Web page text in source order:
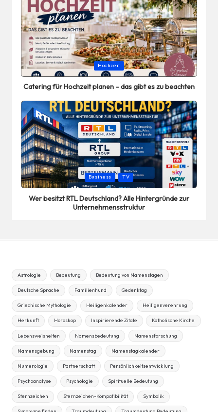
Posted
in
Hochzeit
Catering für Hochzeit planen – das gibt es zu beachten
Posted
in
Business TV
Wer besitzt RTL Deutschland? Alle Hintergründe zur
Unternehmensstruktur
Astrologie Bedeutung Bedeutung von Namenstagen
Deutsche Sprache Familienhund Gedenktag
Griechische Mythologie Heiligenkalender Heiligenverehrung
Herkunft Horoskop Inspirierende Zitate Katholische Kirche
Lebensweisheiten Namensbedeutung Namensforschung
Namensgebung Namenstag Namenstagkalender
Numerologie Partnerschaft Persönlichkeitsentwicklung
Psychoanalyse Psychologie Spirituelle Bedeutung
Sternzeichen Sternzeichen-Kompatibilität Symbolik